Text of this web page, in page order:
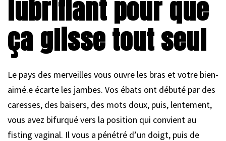
lubrifiant pour que
ça glisse tout seul
Le pays des merveilles vous ouvre les bras et votre bien-
aimé.e écarte les jambes. Vos ébats ont débuté par des
caresses, des baisers, des mots doux, puis, lentement,
vous avez bifurqué vers la position qui convient au
fisting vaginal. Il vous a pénétré d’un doigt, puis de